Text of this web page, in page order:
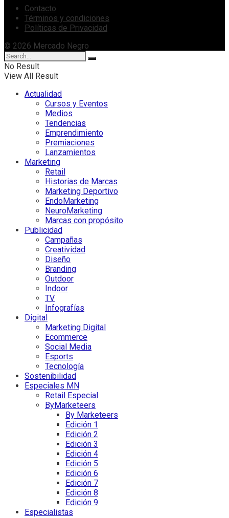
Contacto
Términos y condiciones
Políticas de Privacidad
© 2026 Mercado Negro
No Result
View All Result
Actualidad
Cursos y Eventos
Medios
Tendencias
Emprendimiento
Premiaciones
Lanzamientos
Marketing
Retail
Historias de Marcas
Marketing Deportivo
EndoMarketing
NeuroMarketing
Marcas con propósito
Publicidad
Campañas
Creatividad
Diseño
Branding
Outdoor
Indoor
TV
Infografías
Digital
Marketing Digital
Ecommerce
Social Media
Esports
Tecnología
Sostenibilidad
Especiales MN
Retail Especial
ByMarketeers
By Marketeers
Edición 1
Edición 2
Edición 3
Edición 4
Edición 5
Edición 6
Edición 7
Edición 8
Edición 9
Especialistas